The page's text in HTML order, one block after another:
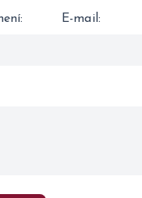
: E-mail :